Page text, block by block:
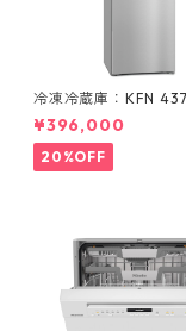
冷凍冷蔵庫：KFN
¥396,000
20%OFF